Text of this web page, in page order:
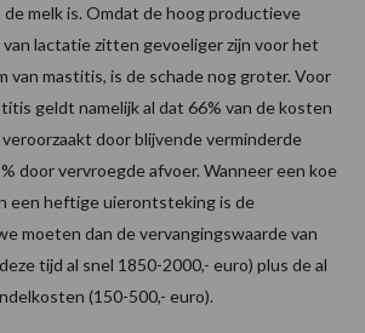
melk is. Omdat de hoog productieve
lactatie zitten gevoeliger zijn voor het
van mastitis, is de schade nog groter. Voor
geldt namelijk al dat 66% van de kosten
door blijvende verminderde
door vervroegde afvoer. Wanneer een koe
een heftige uierontsteking is de
moeten dan de vervangingswaarde van
tijd al snel 1850-2000,- euro) plus de al
(150-500,- euro).